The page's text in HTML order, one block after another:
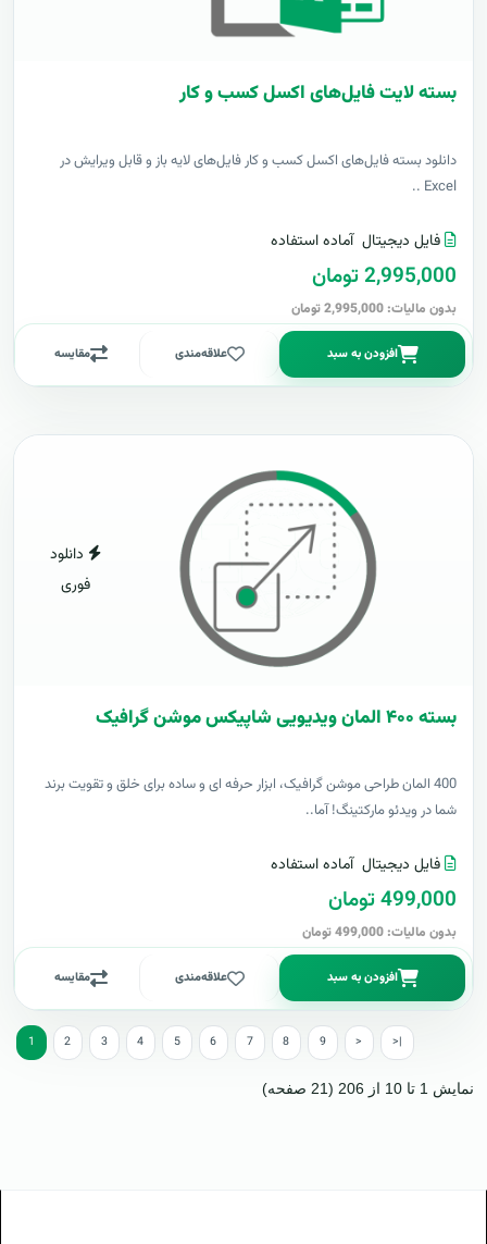
بسته لایت فایل‌های اکسل کسب و کار
دانلود بسته فایل‌های اکسل کسب و کار فایل‌های لایه باز و قابل ویرایش در
Excel ..
فایل دیجیتال آماده استفاده
2,995,000 تومان
بدون مالیات: 2,995,000 تومان
افزودن به سبد علاقه‌مندی مقایسه
دانلود
فوری
بسته ۴۰۰ المان ویدیویی شاپیکس موشن گرافیک
400 المان طراحی موشن گرافیک، ابزار حرفه ای و ساده برای خلق و تقویت برند
شما در ویدئو مارکتینگ! آما..
فایل دیجیتال آماده استفاده
499,000 تومان
بدون مالیات: 499,000 تومان
افزودن به سبد علاقه‌مندی مقایسه
1 2 3 4 5 6 7 8 9 > >|
نمایش 1 تا 10 از 206 (21 صفحه)